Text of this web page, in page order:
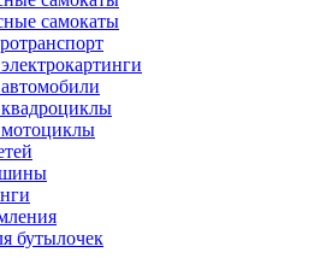
самокаты
мотоциклы
бутылочек